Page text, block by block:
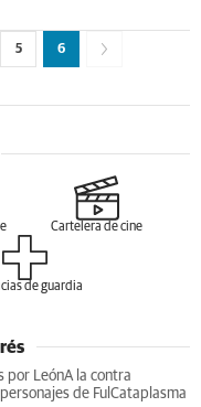
5 6
Cartelera de cine
de guardia
por LeónA la contra
de Ful Cataplasma